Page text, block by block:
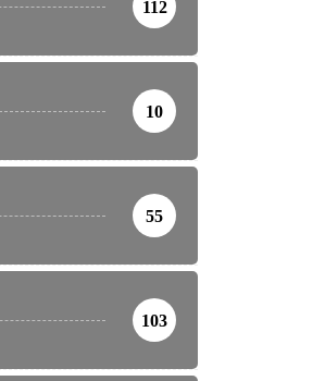
112
10
55
103